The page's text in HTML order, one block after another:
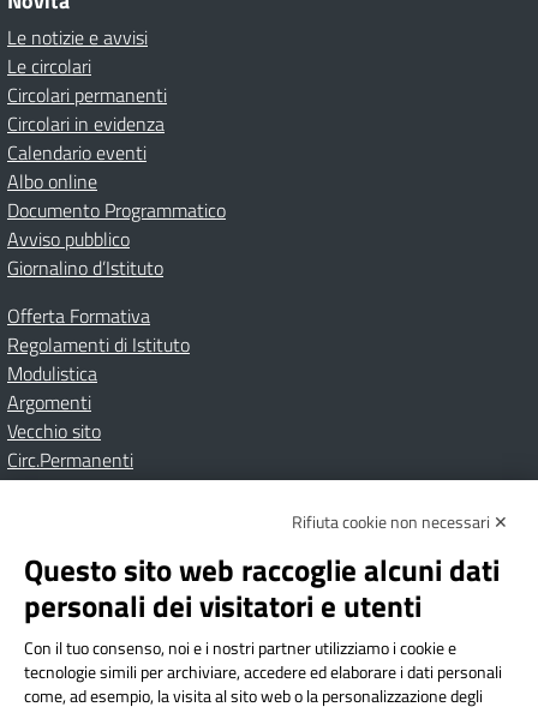
Le notizie e avvisi
Le circolari
Circolari permanenti
Circolari in evidenza
Calendario eventi
Albo online
Documento Programmatico
Avviso pubblico
Giornalino d’Istituto
Offerta Formativa
Regolamenti di Istituto
Modulistica
Argomenti
Vecchio sito
Circ.Permanenti
Albo onlinePrivacy Policy
Dichiarazione di accessibilità
Note Legali
Istituto Comprensivo Bricherasio
Via Cesare Bollea n. 3 - 10064 Bricherasio (TO) | P.E.O.:
Rifiuta cookie non necessari ✕
Questo sito web raccoglie alcuni dati
personali dei visitatori e utenti
Con il tuo consenso, noi e i nostri partner utilizziamo i cookie e
tecnologie simili per archiviare, accedere ed elaborare i dati personali
come, ad esempio, la visita al sito web o la personalizzazione degli